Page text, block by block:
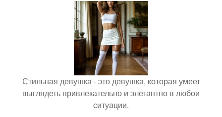
Стильная девушка - это девушка, которая умеет
выглядеть привлекательно и элегантно в любои
ситуации.